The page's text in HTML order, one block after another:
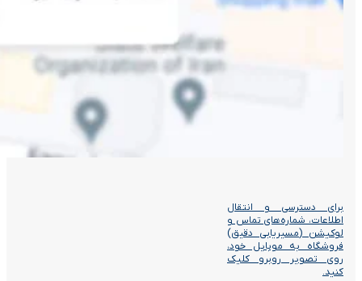
برای دسترسی و انتقال
اطلاعات، شماره‌های تماس و
لوکیشن (مسیریابی دقیق)
فروشگاه به موبایل خود،
روی تصویر روبرو کلیک
کنید.